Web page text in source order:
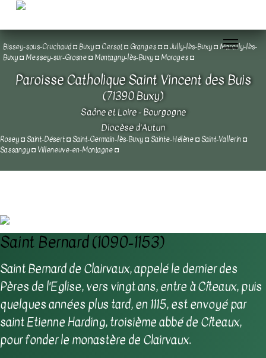
Bissey-sous-Cruchaud◘ Buxy◘ Cersot◘ Granges◘◘Jully-lès-Buxy◘ Marcilly-lès-
Buxy◘ Messey-sur-Grosne◘ Montagny-lès-Buxy◘ Moroges◘
Paroisse Catholique Saint Vincent des Buis
(71390 Buxy)
Saône et Loire - Bourgogne
Diocèse d'Autun
Rosey◘Saint-Désert◘Saint-Germain-lès-Buxy◘Sainte-Hélène◘Saint-Vallerin◘
Sassangy◘ Villeneuve-en-Montagne◘
Saint Bernard (1090-1153)
Saint Bernard de Clairvaux, appelé le dernier des
Pères de l'Eglise, vers vingt ans, entre à Cîteaux, puis
quelques années plus tard, en 1115, est envoyé par
saint Etienne Harding, troisième abbé de Cîteaux,
pour fonder le monastère de Clairvaux.